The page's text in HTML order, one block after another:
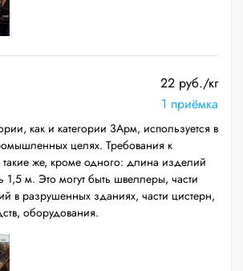
22 руб./кг
1 приёмка
как и категории 3Арм, используется в
целях. Требования к
же, кроме одного: длина изделий
м. Это могут быть швеллеры, части
в разрушенных зданиях, части цистерн,
оборудования.